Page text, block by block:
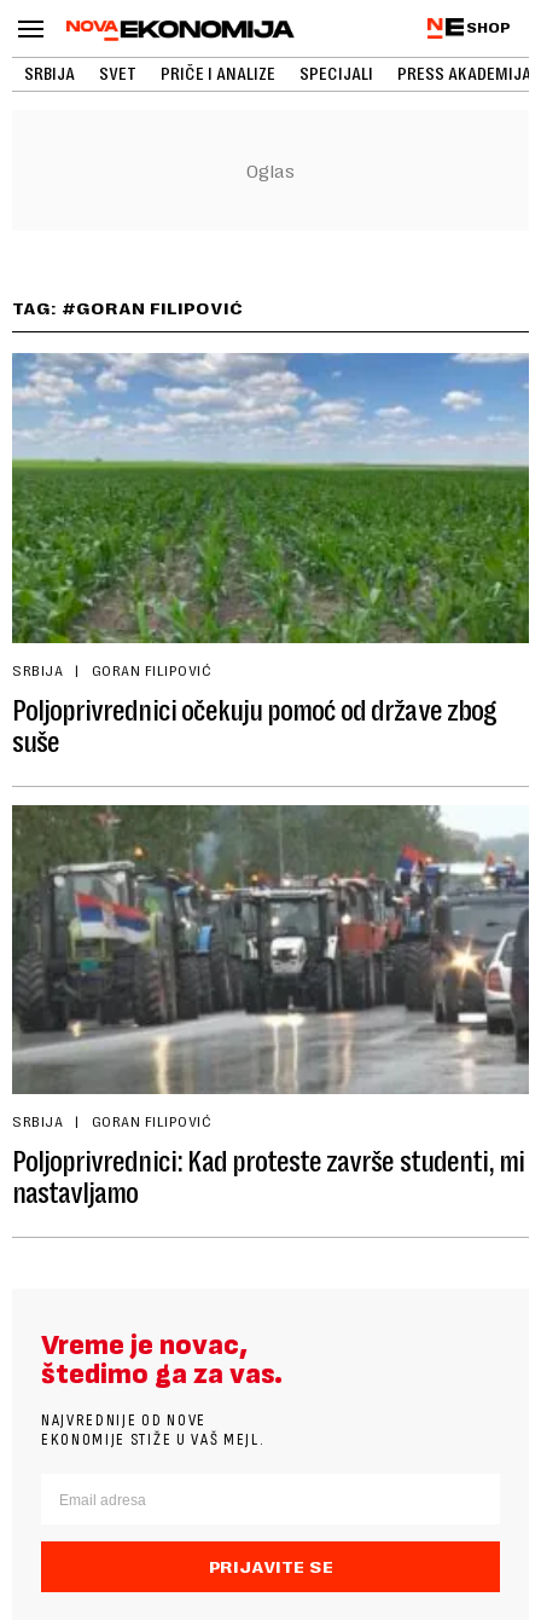
SHOP
SRBIJA SVET PRIČE I ANALIZE SPECIJALI PRESS AKADEMIJA
TAG: #GORAN FILIPOVIĆ
SRBIJA GORAN FILIPOVIĆ
Poljoprivrednici očekuju pomoć od države zbog
suše
SRBIJA GORAN FILIPOVIĆ
Poljoprivrednici: Kad proteste završe studenti, mi
nastavljamo
Vreme je novac,
štedimo ga za vas.
NAJVREDNIJE OD NOVE
EKONOMIJE STIŽE U VAŠ MEJL.
PRIJAVITE SE